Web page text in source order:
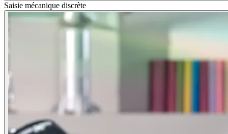
Saisie mécanique discrète